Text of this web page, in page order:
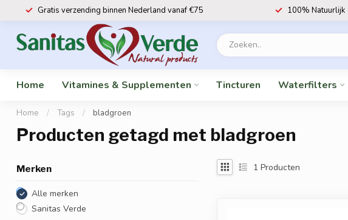
Gratis verzending binnen Nederland vanaf €75 100% Natuurlijk
Home Vitamines & Supplementen Tincturen Waterfilters
Home / Tags / bladgroen
Producten getagd met bladgroen
Merken
Alle merken
Sanitas Verde
1 Producten